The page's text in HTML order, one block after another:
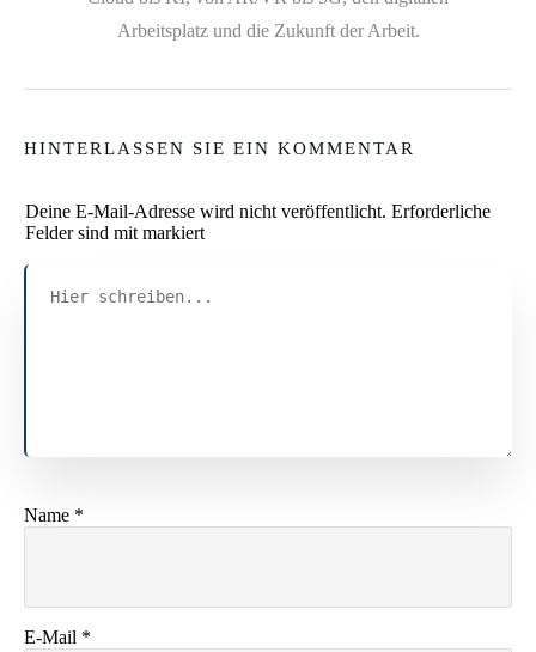
Arbeitsplatz und die Zukunft der Arbeit.
HINTERLASSEN SIE EIN KOMMENTAR
Deine E-Mail-Adresse wird nicht veröffentlicht. Erforderliche
Felder sind mit markiert
Name *
E-Mail *